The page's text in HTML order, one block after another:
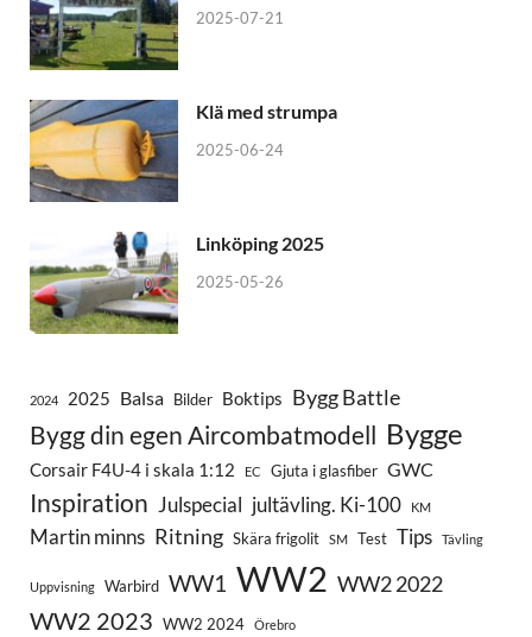
2025-07-21
Klä med strumpa
2025-06-24
Linköping 2025
2025-05-26
2024 2025 Balsa Bilder Boktips Bygg Battle
Bygg din egen Aircombatmodell Bygge
Corsair F4U-4 i skala 1:12 EC Gjuta i glasfiber GWC
Inspiration Julspecial jultävling. Ki-100 KM
Martin minns Ritning Skära frigolit SM Test Tips Tävling
Uppvisning Warbird WW1 WW2 WW2 2022
WW2 2023 WW2 2024 Örebro